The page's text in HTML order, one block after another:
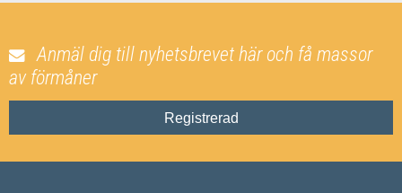
Anmäl dig till nyhetsbrevet här och få massor
av förmåner
Registrerad